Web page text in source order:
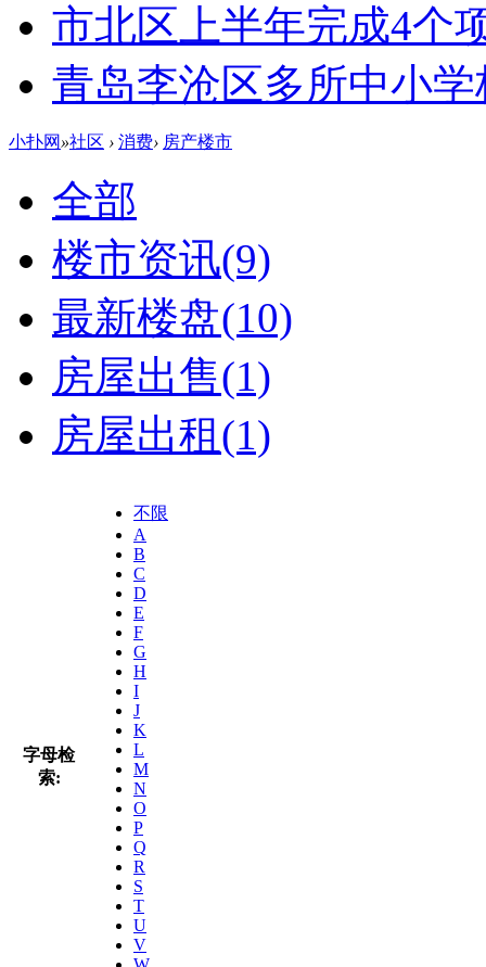
市北区上半年完成4个
青岛李沧区多所中小
小扑网 »社区 › 消费› 房产楼市
全部
楼市资讯(9)
最新楼盘(10)
房屋出售(1)
房屋出租(1)
字母检
索:
不限
A
B
C
D
E
F
G
H
I
J
K
L
M
N
O
P
Q
R
S
T
U
V